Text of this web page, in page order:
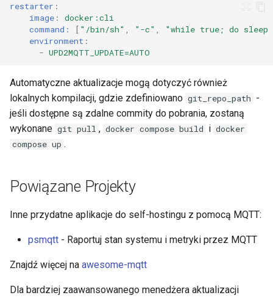
restarter :
image :
docker:cli
command : [ "/bin/sh" , "-c" , "while true; do sleep
environment :
- UPD2MQTT_UPDATE=AUTO
Automatyczne aktualizacje mogą dotyczyć również
lokalnych kompilacji, gdzie zdefiniowano git_repo_path -
jeśli dostępne są zdalne commity do pobrania, zostaną
wykonane git pull , docker compose build i docker
compose up .
Powiązane Projekty
Inne przydatne aplikacje do self-hostingu z pomocą MQTT:
psmqtt - Raportuj stan systemu i metryki przez MQTT
Znajdź więcej na awesome-mqtt
Dla bardziej zaawansowanego menedżera aktualizacji